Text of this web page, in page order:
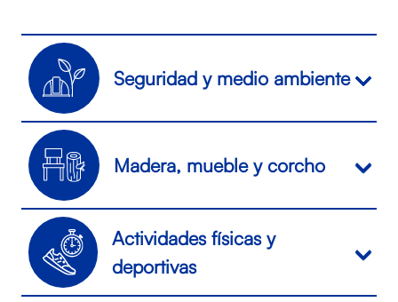
Seguridad y medio ambiente
GRADO D / GRADO SUPERIOR
Seguridad y medio ambiente
Prevención de riesgos
profesionales
Madera, mueble y corcho
GRADO D / GRADO SUPERIOR
Madera, mueble y corcho
Actividades físicas y
deportivas